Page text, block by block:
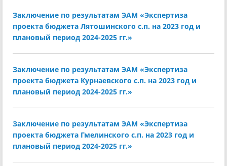
Заключение по результатам ЭАМ «Экспертиза
проекта бюджета Лятошинского с.п. на 2023 год и
плановый период 2024-2025 гг.»
Заключение по результатам ЭАМ «Экспертиза
проекта бюджета Курнаевского с.п. на 2023 год и
плановый период 2024-2025 гг.»
Заключение по результатам ЭАМ «Экспертиза
проекта бюджета Гмелинского с.п. на 2023 год и
плановый период 2024-2025 гг.»